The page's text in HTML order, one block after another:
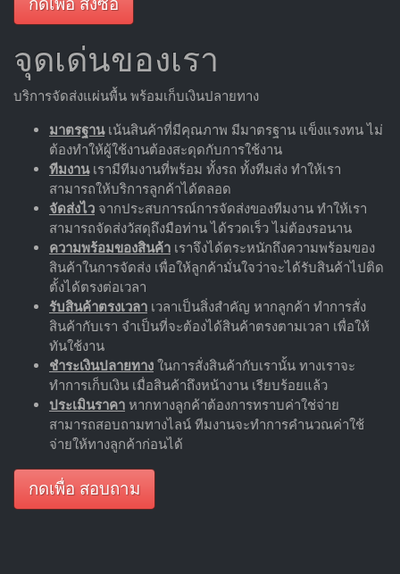
กดเพื่อ สั่งซื้อ
จุดเด่นของเรา
บริการจัดส่งแผ่นพื้น พร้อมเก็บเงินปลายทาง
มาตรฐานเน้นสินค้าที่มีคุณภาพ มีมาตรฐาน แข็งแรงทน ไม่
ต้องทำให้ผู้ใช้งานต้องสะดุดกับการใช้งาน
ทีมงานเรามีทีมงานที่พร้อม ทั้งรถ ทั้งทีมส่ง ทำให้เรา
สามารถให้บริการลูกค้าได้ตลอด
จัดส่งไว จากประสบการณ์การจัดส่งของทีมงาน ทำให้เรา
สามารถจัดส่งวัสดุถึงมือท่าน ได้รวดเร็ว ไม่ต้องรอนาน
ความพร้อมของสินค้า เราจึงได้ตระหนักถึงความพร้อมของ
สินค้าในการจัดส่ง เพื่อให้ลูกค้ามั่นใจว่าจะได้รับสินค้าไปติด
ตั้งได้ตรงต่อเวลา
รับสินค้าตรงเวลา เวลาเป็นสิ่งสำคัญ หากลูกค้า ทำการสั่ง
สินค้ากับเรา จำเป็นที่จะต้องได้สินค้าตรงตามเวลา เพื่อให้
ทันใช้งาน
ชำระเงินปลายทาง ในการสั่งสินค้ากับเรานั้น ทางเราจะ
ทำการเก็บเงิน เมื่อสินค้าถึงหน้างาน เรียบร้อยแล้ว
ประเมินราคา หากทางลูกค้าต้องการทราบค่าใช่จ่าย
สามารถสอบถามทางไลน์ ทีมงานจะทำการคำนวณค่าใช้
จ่ายให้ทางลูกค้าก่อนได้
กดเพื่อ สอบถาม